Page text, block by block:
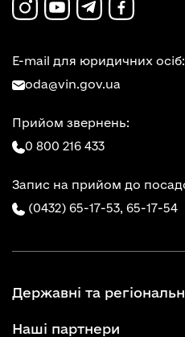
E-mail для юридичних осіб:
oda@vin.gov.ua
Прийом звернень:
0 800 216 433
Запис на прийом до
(0432) 65-17-53, 65-17-54
Державні та
Наші партнери